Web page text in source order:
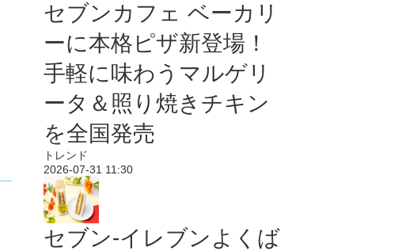
セブンカフェ ベーカリ
ーに本格ピザ新登場！
手軽に味わうマルゲリ
ータ＆照り焼きチキン
を全国発売
トレンド
2026-07-31 11:30
セブン‐イレブンよくば